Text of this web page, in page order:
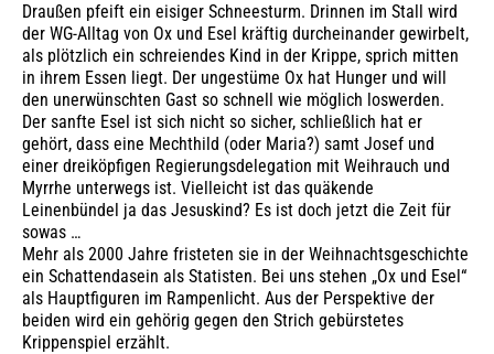
Draußen pfeift ein eisiger Schneesturm. Drinnen im Stall wird
der WG-Alltag von Ox und Esel kräftig durcheinander gewirbelt,
als plötzlich ein schreiendes Kind in der Krippe, sprich mitten
in ihrem Essen liegt. Der ungestüme Ox hat Hunger und will
den unerwünschten Gast so schnell wie möglich loswerden.
Der sanfte Esel ist sich nicht so sicher, schließlich hat er
gehört, dass eine Mechthild (oder Maria?) samt Josef und
einer dreiköpfigen Regierungsdelegation mit Weihrauch und
Myrrhe unterwegs ist. Vielleicht ist das quäkende
Leinenbündel ja das Jesuskind? Es ist doch jetzt die Zeit für
sowas …
Mehr als 2000 Jahre fristeten sie in der Weihnachtsgeschichte
ein Schattendasein als Statisten. Bei uns stehen „Ox und Esel“
als Hauptfiguren im Rampenlicht. Aus der Perspektive der
beiden wird ein gehörig gegen den Strich gebürstetes
Krippenspiel erzählt.